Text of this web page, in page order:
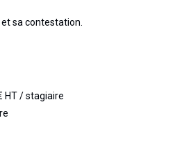
sa contestation.
HT / stagiaire